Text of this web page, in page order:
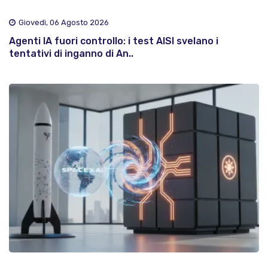
Giovedì, 06 Agosto 2026
Agenti IA fuori controllo: i test AISI svelano i
tentativi di inganno di An..